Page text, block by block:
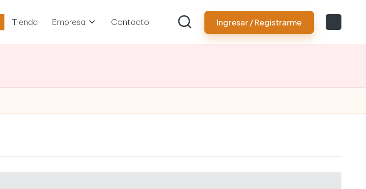
Tienda Empresa Contacto Ingresar / Registrarme